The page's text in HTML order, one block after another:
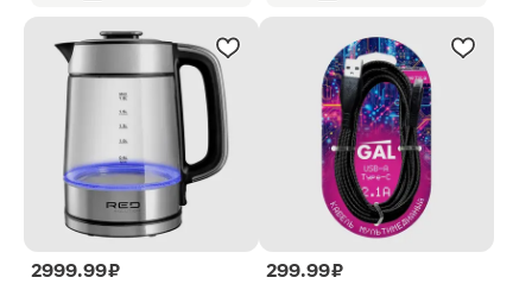
2999.99 ₽ 299.99 ₽